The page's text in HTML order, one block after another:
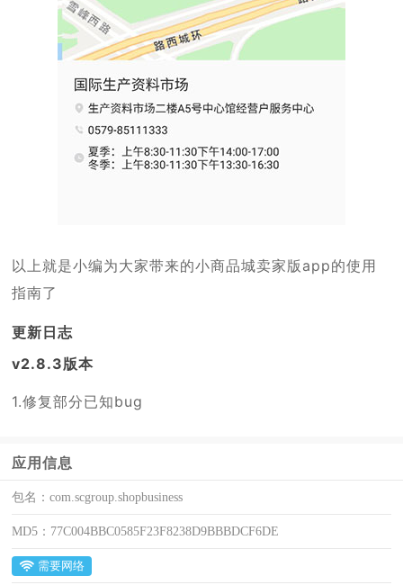
以上就是小编为大家带来的小商品城卖家版app的使用
指南了
更新日志
v2.8.3版本
1.修复部分已知bug
应用信息
包名：com.scgroup.shopbusiness
MD5： 77C004BBC0585F23F8238D9BBBDCF6DE
需要网络